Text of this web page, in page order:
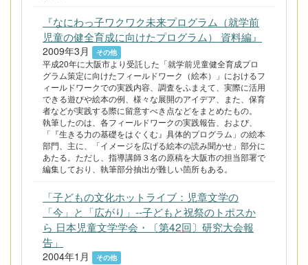
『なにわっ子ワクワク未来プログラム（就学前
児童の健全育成に向けたプログラム） 資料編』
2009年3月 その他
平成20年に大阪市より受託した「就学前児童健全育成プロ
グラム策定に向けたフィールドワーク（絵本）」におけるフ
ィールドワークでの実践内容、調査をふまえて、実際に活用
できる遊びや絵本の例、様々な展開のアイデア、また、保育
者などが実践する際に留意すべき点などをまとめたもの。
執筆したのは、各フィールドワークの実践報告、および、
「『生きる力の基礎をはぐくむ』具体的プログラム」の絵本
部門、主に、「イメージを広げる絵本の読み聞かせ」部分に
あたる。ただし、指導講師３名の原稿を大阪市の担当部署で
編集しており、執筆部分抽出が難しい箇所もある。
「子どもの文化ホットライブ：児章文学の
「今」と「広がり」--子どもと祝祭のトポスか
ら 日本児童文学学会・〔第42回〕研究大会報
告」
2004年1月 その他